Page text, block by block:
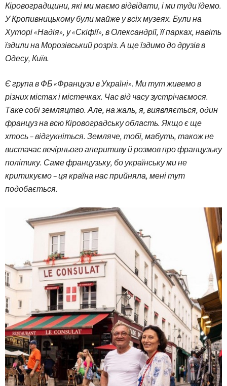
Кіровоградщини, які ми маємо відвідати, і ми туди їдемо.
У Кропивницькому були майже у всіх музеях. Були на
Хуторі «Надія», у «Скіфії», в Олександрії, її парках, навіть
їздили на Морозівський розріз. А ще їздимо до друзів в
Одесу, Київ.
Є група в ФБ «Французи в Україні». Ми тут живемо в
різних містах і містечках. Час від часу зустрічаємося.
Таке собі земляцтво. Але, на жаль, я, виявляється, один
француз на всю Кіровоградську область. Якщо є ще
хтось – відгукніться. Земляче, тобі, мабуть, також не
вистачає вечірнього аперитиву й розмов про французьку
політику. Саме французьку, бо українську ми не
критикуємо – ця країна нас прийняла, мені тут
подобається.